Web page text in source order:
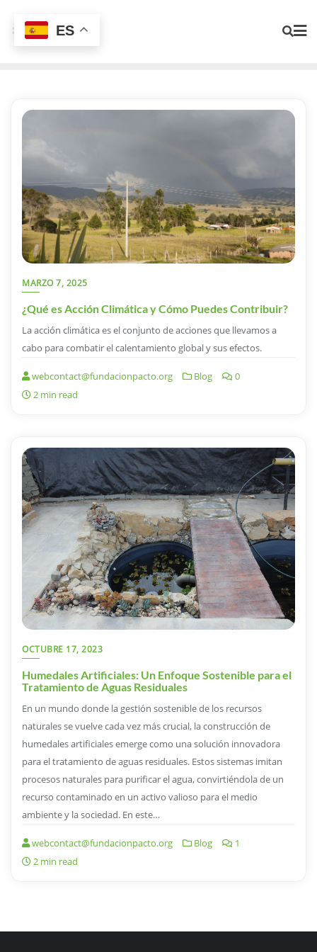
MARZO 7, 2025
¿Qué es Acción Climática y Cómo Puedes Contribuir?
La acción climática es el conjunto de acciones que llevamos a
cabo para combatir el calentamiento global y sus efectos.
webcontact@fundacionpacto.org Blog
0
2 min read
OCTUBRE 17, 2023
Humedales Artificiales: Un Enfoque Sostenible para el
Tratamiento de Aguas Residuales
En un mundo donde la gestión sostenible de los recursos
naturales se vuelve cada vez más crucial, la construcción de
humedales artificiales emerge como una solución innovadora
para el tratamiento de aguas residuales. Estos sistemas imitan
procesos naturales para purificar el agua, convirtiéndola de un
recurso contaminado en un activo valioso para el medio
ambiente y la sociedad. En este…
webcontact@fundacionpacto.org Blog
1
2 min read
ES